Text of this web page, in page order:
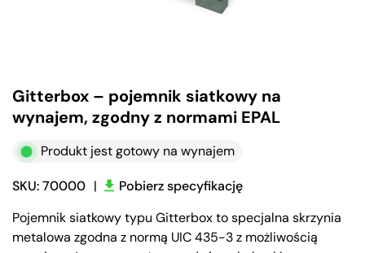
Gitterbox – pojemnik siatkowy na
wynajem, zgodny z normami EPAL
Produkt jest gotowy na wynajem
SKU: 70000 |
Pobierz specyfikację
Pojemnik siatkowy typu Gitterbox to specjalna skrzynia
metalowa zgodna z normą UIC 435-3 z możliwością